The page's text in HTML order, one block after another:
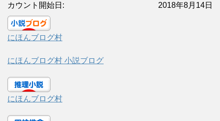
2018年8月14日
カウント開始日:
にほんブログ村
にほんブログ村 小説ブログ
にほんブログ村